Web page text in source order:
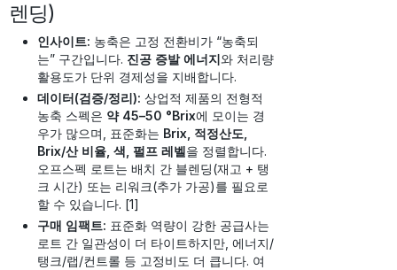
렌딩)
인사이트: 농축은 고정 전환비가 “농축되
는” 구간입니다. 진공 증발 에너지와 처리량
활용도가 단위 경제성을 지배합니다.
데이터(검증/정리): 상업적 제품의 전형적
농축 스펙은 약 45–50 °Brix에 모이는 경
우가 많으며, 표준화는 Brix, 적정산도,
Brix/산 비율, 색, 펄프 레벨을 정렬합니다.
오프스펙 로트는 배치 간 블렌딩(재고 + 탱
크 시간) 또는 리워크(추가 가공)를 필요로
할 수 있습니다. [1]
구매 임팩트: 표준화 역량이 강한 공급사는
로트 간 일관성이 더 타이트하지만, 에너지/
탱크/랩/컨트롤 등 고정비도 더 큽니다. 여